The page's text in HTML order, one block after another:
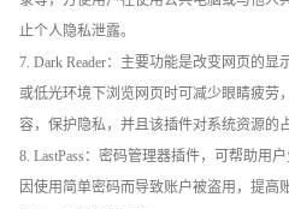
止个人隐私泄露。
7. Dark Reader：主要功能是改变网页的
或低光环境下浏览网页时可减少眼睛疲劳
容，保护隐私，并且该插件对系统资源的
8. LastPass：密码管理器插件，可帮助用
因使用简单密码而导致账户被盗用，提高